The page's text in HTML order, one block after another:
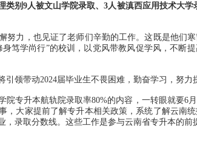
类别9人被文山学院录取、3人被滇西应用技术大
力，也见证了老师们辛勤的工作。这既是他们
笃学尚行”的校训，以党风带教风促学风，不断
领带动2024届毕业生不畏困难，勤奋学习，努力
专升本航轨院录取率80%的内容，一转眼就要6
，大家提前了解专升本相关政策，系统了解云南
，录取分数线。这些工作是参与云南省专升本的前